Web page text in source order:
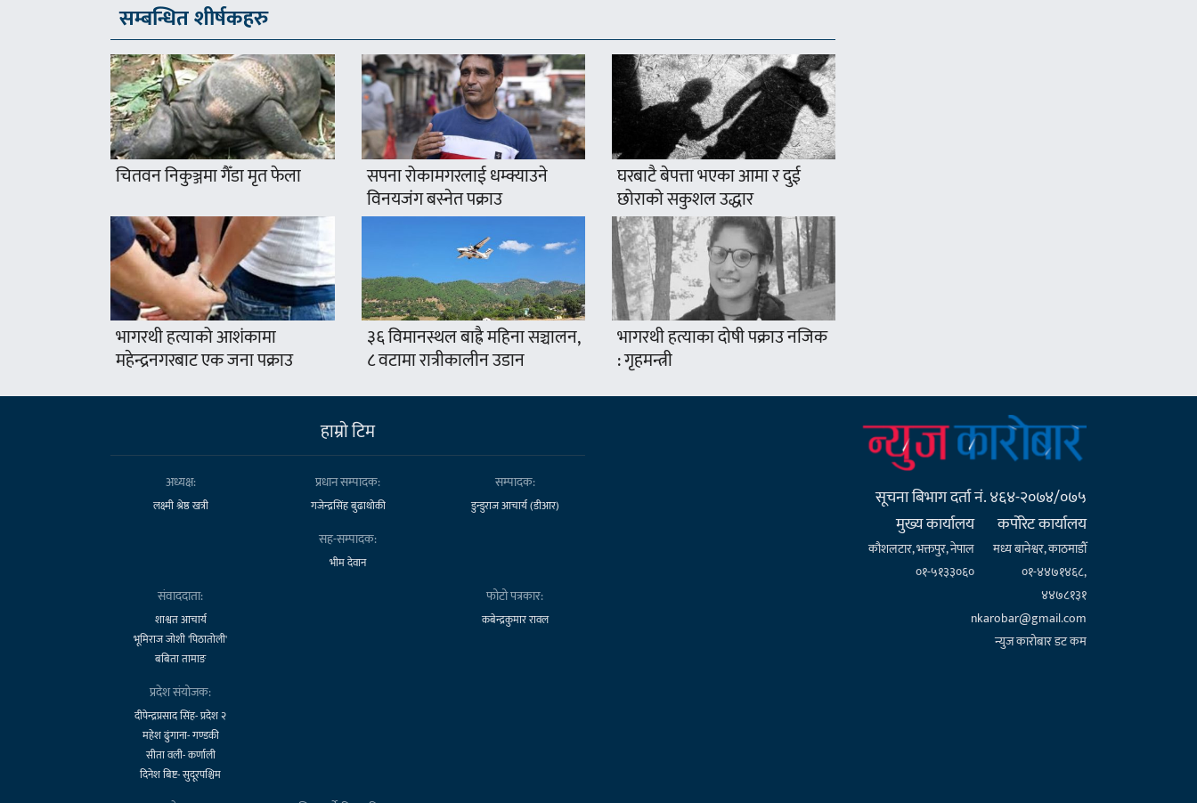
सम्बन्धित शीर्षकहरु
चितवन निकुञ्जमा गैँडा मृत फेला सपना रोकामगरलाई धम्क्याउने
विनयजंग बस्नेत पक्राउ
घरबाटै बेपत्ता भएका आमा र दुई
छोराको सकुशल उद्धार
भागरथी हत्याको आशंकामा
महेन्द्रनगरबाट एक जना पक्राउ
३६ विमानस्थल बाह्रै महिना सञ्चालन,
८ वटामा रात्रीकालीन उडान
भागरथी हत्याका दोषी पक्राउ नजिक
: गृहमन्त्री
हाम्राे टिम
अध्यक्ष:
लक्ष्मी श्रेष्ठ खत्री
प्रधान सम्पादक:
गजेन्द्रसिंह बुढाथोकी
सम्पादक:
डुन्डुराज आचार्य (डीआर)
सह-सम्पादक:
भीम देवान
संवाददाता:
शाश्वत आचार्य
भूमिराज जोशी 'पिठातोली'
बबिता तामाङ
फोटो पत्रकार:
कबेन्द्रकुमार रावल
प्रदेश संयोजक:
दीपेन्द्रप्रसाद सिंह- प्रदेश २
महेश ढुंगाना- गण्डकी
सीता वली- कर्णाली
दिनेश बिष्ट- सुदूरपश्चिम
सूचना बिभाग दर्ता नं. ४६४-२०७४/०७५
मुख्य कार्यालय
कौशलटार, भक्तपुर, नेपाल
०१-५१३३०६०
कर्पाेरेट कार्यालय
मध्य बानेश्वर, काठमाडौँ
०१-४४७१४६८,
४४७८१३१
nkarobar@gmail.com
न्युज कारोबार डट कम